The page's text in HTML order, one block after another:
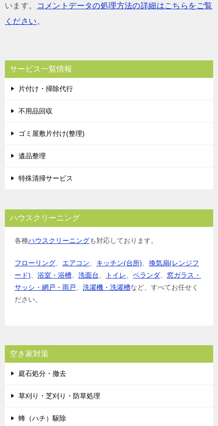
います。
コメントデータの処理方法の詳細はこちらをご覧
ください 。
サービス一覧情報
片付け・掃除代行
不用品回収
ゴミ屋敷片付け(整理)
遺品整理
特殊清掃サービス
ハウスクリーニング
各種ハウスクリーニングも対応しております。
フローリング エアコン キッチン(台所)
換気扇(レンジフ
ード)
浴室・浴槽 洗面台 トイレ ベランダ
窓ガラス・
サッシ・網戸・雨戸
洗濯機・洗濯槽など、すべてお任せく
ださい。
空き家対策
庭石処分・撤去
草刈り・芝刈り・防草処理
蜂（ハチ）駆除